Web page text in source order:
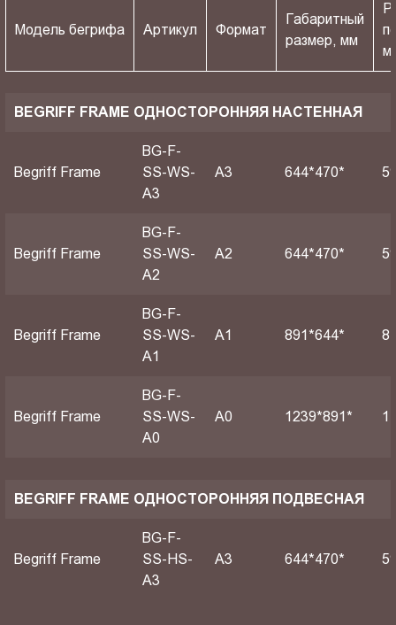
Модель бегрифа Артикул Формат
Габаритный
размер, мм
BEGRIFF FRAME ОДНОСТОРОННЯЯ НАСТЕННАЯ
Begriff Frame
BG-F-
SS-WS-
A3
A3 644*470*
Begriff Frame
BG-F-
SS-WS-
A2
A2 644*470*
Begriff Frame
BG-F-
SS-WS-
A1
А1 891*644*
Begriff Frame
BG-F-
SS-WS-
A0
А0 1239*891*
BEGRIFF FRAME ОДНОСТОРОННЯЯ ПОДВЕСНАЯ
Begriff Frame
BG-F-
SS-HS-
A3
A3 644*470*